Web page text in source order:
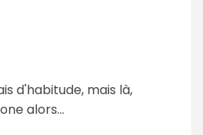
d'habitude, mais là,
alors...